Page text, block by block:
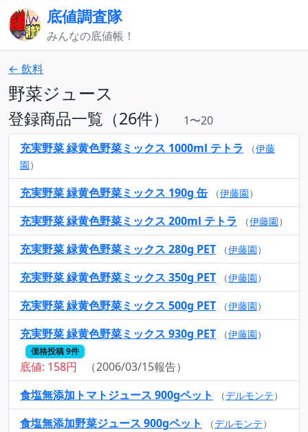
底値調査隊
みんなの底値帳！
← 飲料
野菜ジュース
登録商品一覧（26件）
1〜20
充実野菜 緑黄色野菜ミックス 1000ml テトラ
（伊藤
園）
充実野菜 緑黄色野菜ミックス 190g 缶 （伊藤園）
充実野菜 緑黄色野菜ミックス 200ml テトラ （伊藤園）
充実野菜 緑黄色野菜ミックス 280g PET （伊藤園）
充実野菜 緑黄色野菜ミックス 350g PET （伊藤園）
充実野菜 緑黄色野菜ミックス 500g PET （伊藤園）
充実野菜 緑黄色野菜ミックス 930g PET （伊藤園）
価格投稿 9件
底値: 158円
（2006/03/15報告）
食塩無添加トマトジュース 900gペット
（デルモンテ）
食塩無添加野菜ジュース 900gペット （デルモンテ）